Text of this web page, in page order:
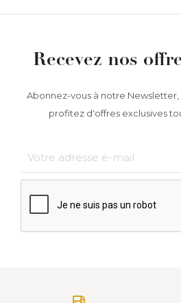
Recevez nos
Abonnez-vous à notre Newsletter,
profitez d'offres exclusives